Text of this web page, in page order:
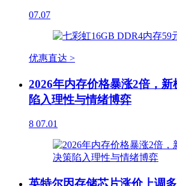
07.07
优惠直达 >
2026年内存价格暴涨2倍，
陷入理性与情绪博弈
8 07.01
英特尔因存储芯片涨价上调